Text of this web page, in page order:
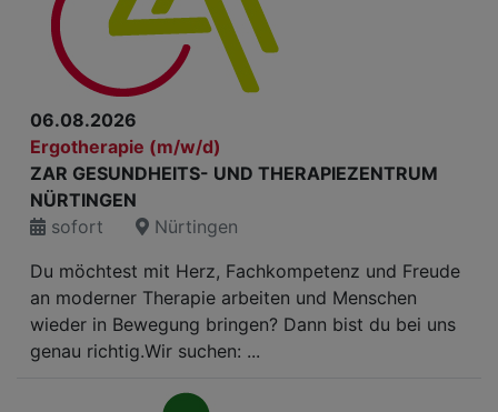
06.08.2026
Ergotherapie (m/w/d)
ZAR GESUNDHEITS- UND THERAPIEZENTRUM
NÜRTINGEN
sofort
Nürtingen
Du möchtest mit Herz, Fachkompetenz und Freude
an moderner Therapie arbeiten und Menschen
wieder in Bewegung bringen? Dann bist du bei uns
genau richtig.Wir suchen: ...